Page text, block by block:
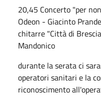
20,45 Concerto "per
Odeon - Giacinto
chitarre "Città di
Mandonico
durante la serata ci
operatori sanitari e la
riconoscimento